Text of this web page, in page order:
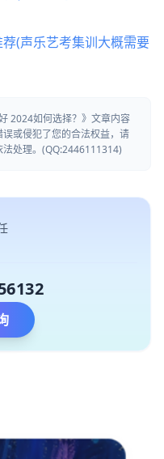
(声乐艺考集训大概需要
2024如何选择？》文章内容
或侵犯了您的合法权益，请
处理。(QQ:2446111314)